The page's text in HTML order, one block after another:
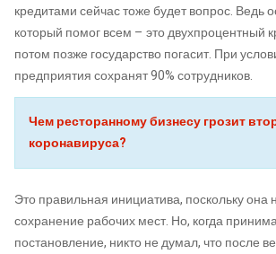
кредитами сейчас тоже будет вопрос. Ведь
который помог всем – это двухпроцентный
потом позже государство погасит. При
предприятия сохранят 90% сотрудников.
Чем ресторанному бизнесу грозит
коронавируса?
Это правильная инициатива, поскольку она
сохранение рабочих мест. Но, когда
постановление, никто не думал, что после